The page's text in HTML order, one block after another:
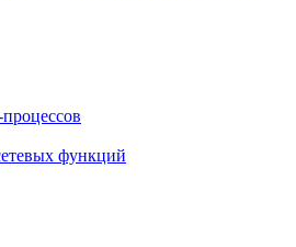
функций